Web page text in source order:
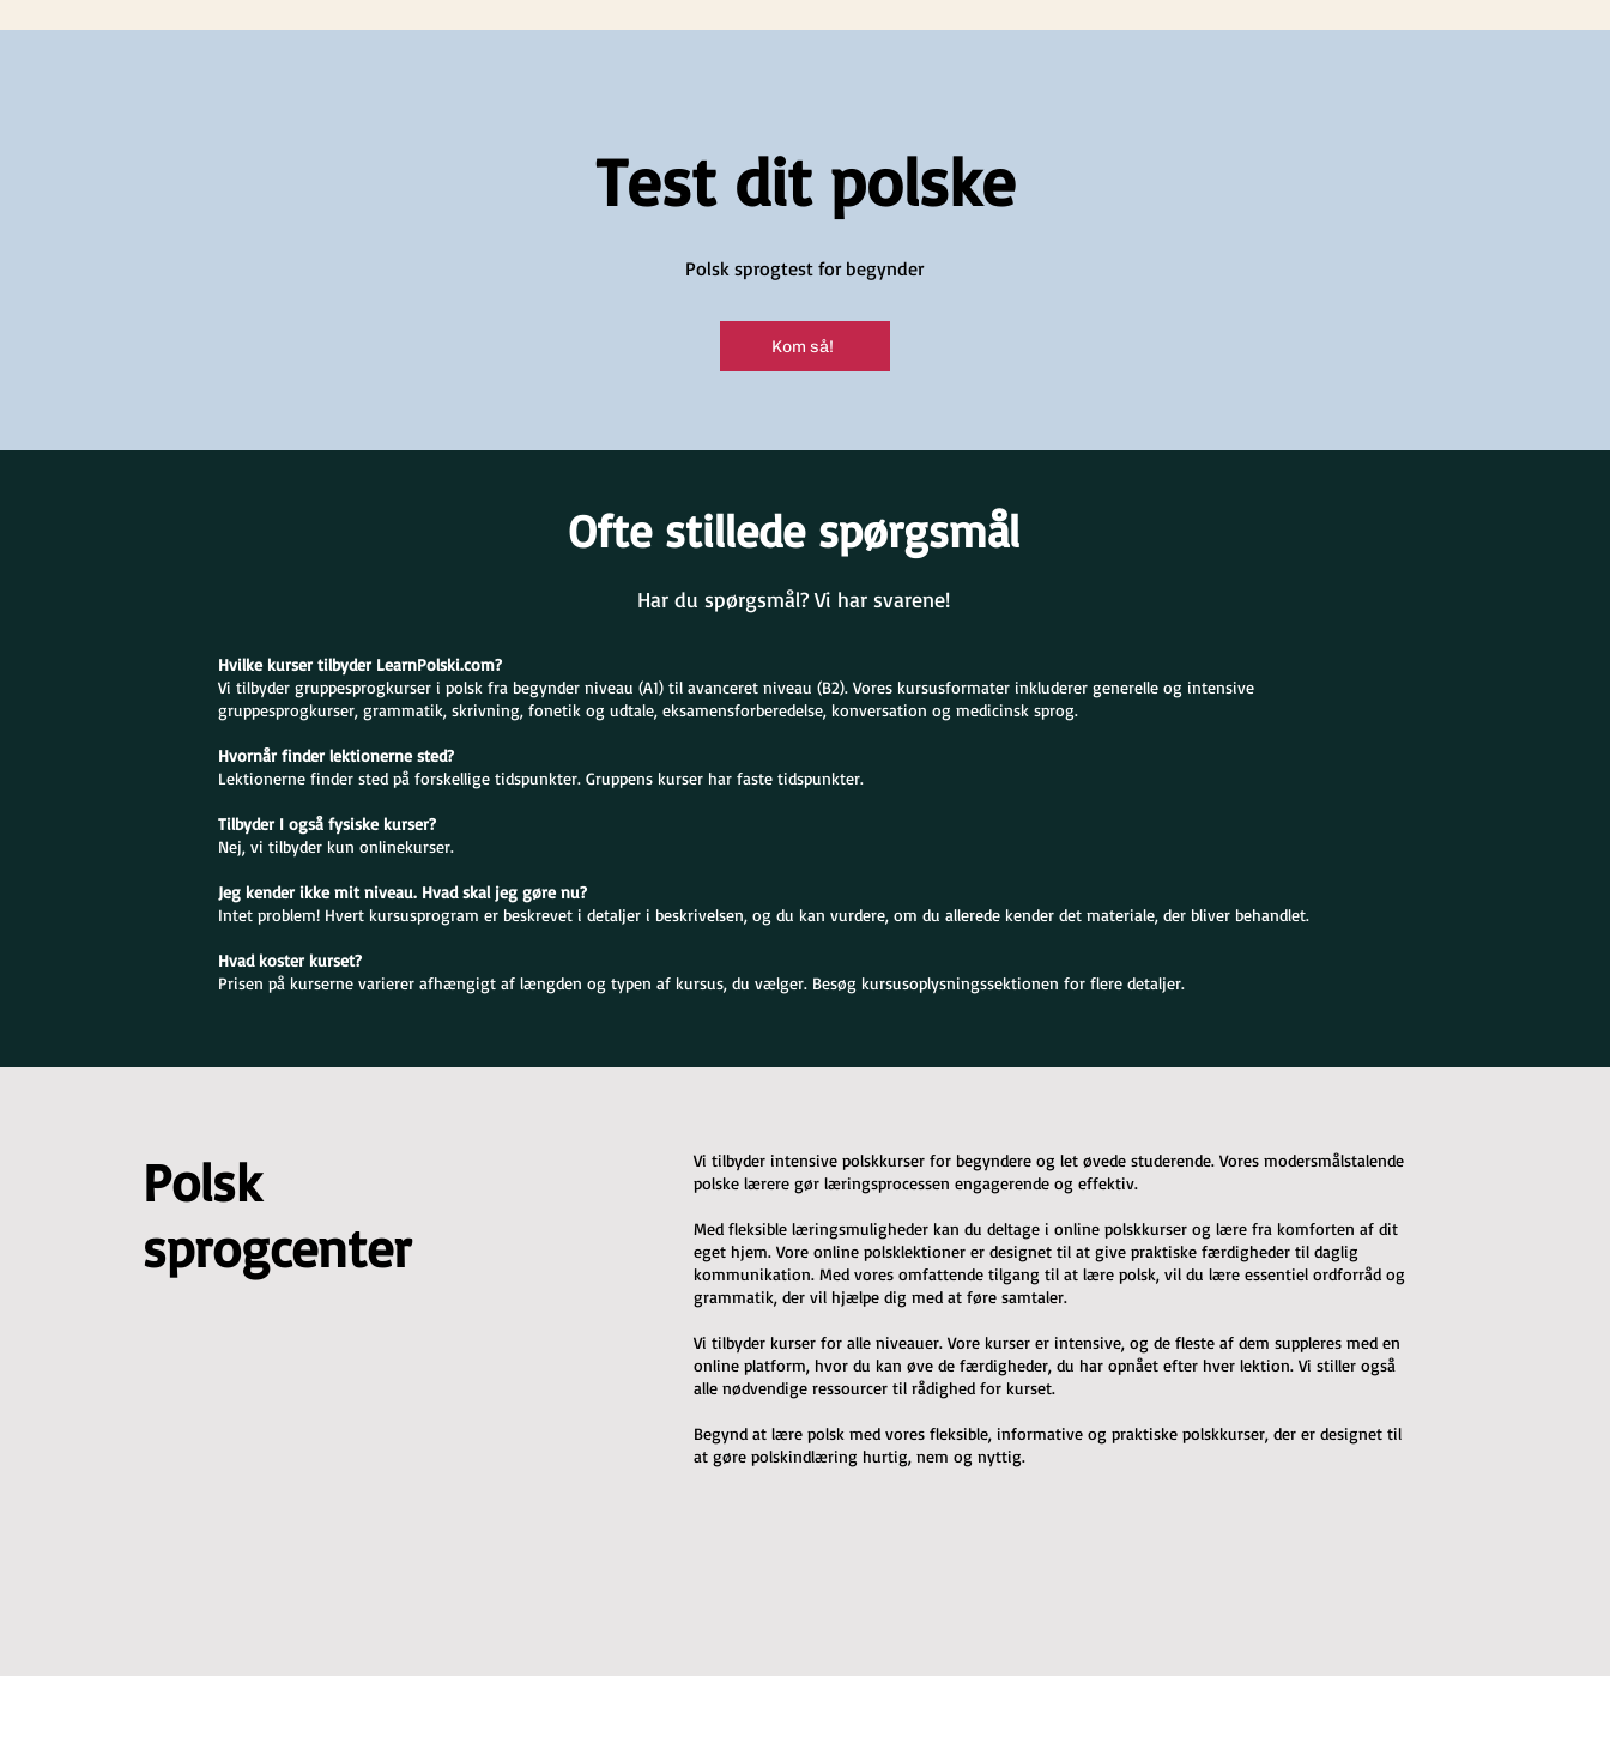
Test dit polske
Polsk sprogtest for begynder
Kom så!
Ofte stillede spørgsmål
Har du spørgsmål? Vi har svarene!
Hvilke kurser tilbyder LearnPolski.com?
Vi tilbyder gruppesprogkurser i polsk fra begynder niveau (A1) til avanceret niveau (B2). Vores kursusformater inkluderer generelle og intensive
gruppesprogkurser, grammatik, skrivning, fonetik og udtale, eksamensforberedelse, konversation og medicinsk sprog.
Hvornår finder lektionerne sted?
Lektionerne finder sted på forskellige tidspunkter. Gruppens kurser har faste tidspunkter.
Tilbyder I også fysiske kurser?
Nej, vi tilbyder kun onlinekurser.
Jeg kender ikke mit niveau. Hvad skal jeg gøre nu?
Intet problem! Hvert kursusprogram er beskrevet i detaljer i beskrivelsen, og du kan vurdere, om du allerede kender det materiale, der bliver behandlet.
Hvad koster kurset?
Prisen på kurserne varierer afhængigt af længden og typen af kursus, du vælger. Besøg kursusoplysningssektionen for flere detaljer.
Polsk
sprogcenter
Vi tilbyder intensive polskkurser for begyndere og let øvede studerende. Vores modersmålstalende
polske lærere gør læringsprocessen engagerende og effektiv.
Med fleksible læringsmuligheder kan du deltage i online polskkurser og lære fra komforten af dit
eget hjem. Vore online polsklektioner er designet til at give praktiske færdigheder til daglig
kommunikation. Med vores omfattende tilgang til at lære polsk, vil du lære essentiel ordforråd og
grammatik, der vil hjælpe dig med at føre samtaler.
Vi tilbyder kurser for alle niveauer. Vore kurser er intensive, og de fleste af dem suppleres med en
online platform, hvor du kan øve de færdigheder, du har opnået efter hver lektion. Vi stiller også
alle nødvendige ressourcer til rådighed for kurset.
Begynd at lære polsk med vores fleksible, informative og praktiske polskkurser, der er designet til
at gøre polskindlæring hurtig, nem og nyttig.